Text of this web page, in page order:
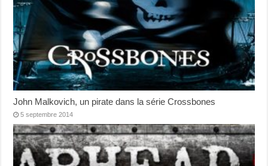
John Malkovich, un pirate dans la série Crossbones
5 septembre 2014